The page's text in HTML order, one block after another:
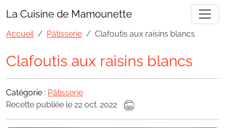
La Cuisine de Mamounette
Accueil Pâtisserie Clafoutis aux raisins blancs
Clafoutis aux raisins blancs
Catégorie : Pâtisserie
Recette publiée le 22 oct. 2022